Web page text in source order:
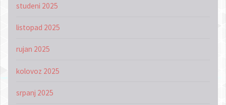
studeni 2025
listopad 2025
rujan 2025
kolovoz 2025
srpanj 2025